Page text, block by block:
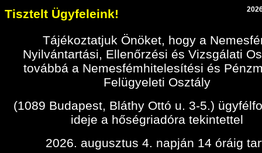
Tisztelt Ügyfeleink!
Tájékoztatjuk Önöket, hogy a
Nyilvántartási, Ellenőrzési és Vizsgálati
továbbá a Nemesfémhitelesítési és
Felügyeleti Osztály
(1089 Budapest, Bláthy Ottó u. 3-5.)
ideje a hőségriadóra tekintettel
2026. augusztus 4. napján 14 óráig